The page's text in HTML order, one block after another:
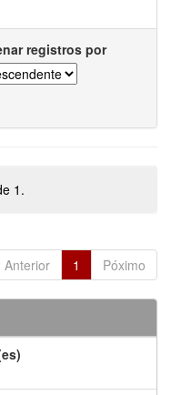
registros por
1.
Anterior 1 Póximo